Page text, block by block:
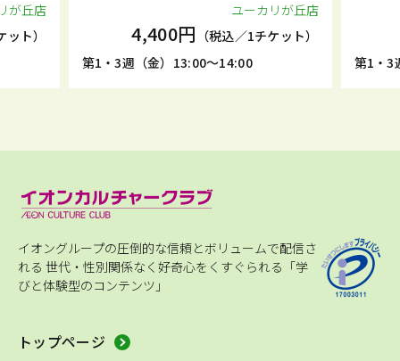
が丘店
ト）
ユーカリが丘店
4,400円 （税込／1チケット）
第1・3週（金）13:00～14:00
第1・3
イオングループの圧倒的な信頼とボリュームで配信さ
れる 世代・性別関係なく好奇心をくすぐられる「学
びと体験型のコンテンツ」
トップページ